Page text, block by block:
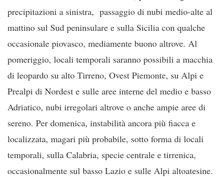
precipitazioni a sinistra, passaggio di nubi medio-alte al
mattino sul Sud peninsulare e sulla Sicilia con qualche
occasionale piovasco, mediamente buono altrove. Al
pomeriggio, locali temporali saranno possibili a macchia
di leopardo su alto Tirreno, Ovest Piemonte, su Alpi e
Prealpi di Nordest e sulle aree interne del medio e basso
Adriatico, nubi irregolari altrove o anche ampie aree di
sereno. Per domenica, instabilità ancora più fiacca e
localizzata, magari più probabile, sotto forma di locali
temporali, sulla Calabria, specie centrale e tirrenica,
occasionalmente sul basso Lazio e sulle Alpi altoatesine.